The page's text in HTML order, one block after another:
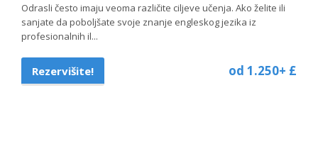
Odrasli često imaju veoma različite ciljeve učenja. Ako želite ili
sanjate da poboljšate svoje znanje engleskog jezika iz
profesionalnih il...
Rezervišite! od 1.250+ £